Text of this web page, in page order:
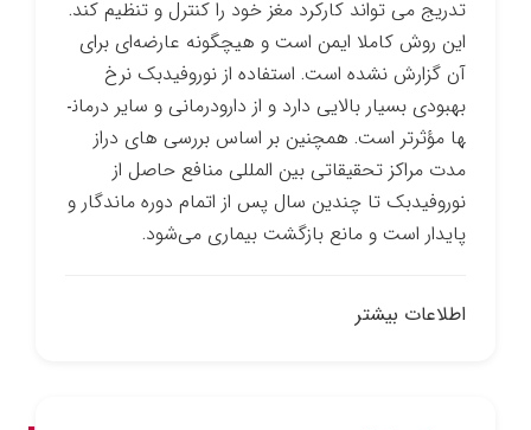
تدریج می ­تواند کارکرد مغز خود را کنترل و تنظیم کند.
این روش کاملا ایمن است و هیچ­گونه عارضه‌ای برای
آن گزارش نشده است. استفاده از نوروفیدبک نرخ
بهبودی بسیار بالایی دارد و از دارو­درمانی و سایر درمان­
ها مؤثرتر است. همچنین بر اساس بررسی­ های دراز
مدت مراکز تحقیقاتی بین­ المللی منافع حاصل از
نوروفیدبک تا چندین سال پس از اتمام دوره ماندگار و
پایدار است و مانع بازگشت بیماری می‌شود.
اطلاعات بیشتر